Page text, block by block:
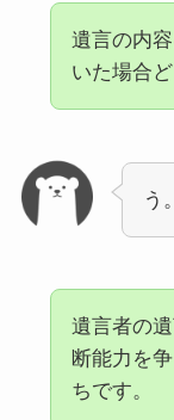
遺言の内
いた場合
う
遺言者の
断能力を
ちです。